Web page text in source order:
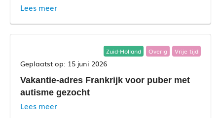
Lees meer
Zuid-Holland Overig Vrije tijd
15 juni 2026
Vakantie-adres Frankrijk voor puber met
autisme gezocht
Lees meer